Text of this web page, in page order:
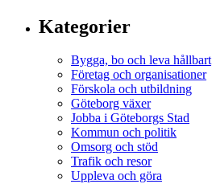
Kategorier
Bygga, bo och leva hållbart
Företag och organisationer
Förskola och utbildning
Göteborg växer
Jobba i Göteborgs Stad
Kommun och politik
Omsorg och stöd
Trafik och resor
Uppleva och göra